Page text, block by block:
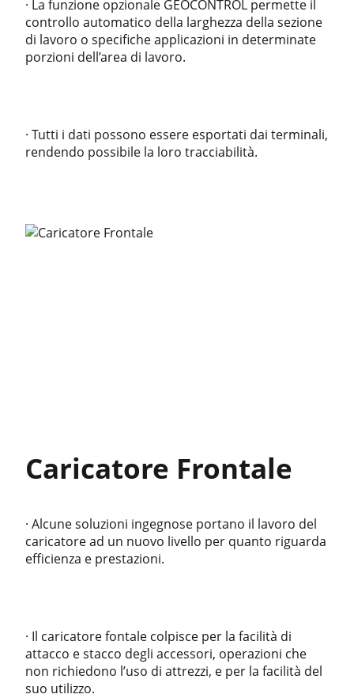
· La funzione opzionale GEOCONTROL permette il
controllo automatico della larghezza della sezione
di lavoro o specifiche applicazioni in determinate
porzioni dell’area di lavoro.
· Tutti i dati possono essere esportati dai terminali,
rendendo possibile la loro tracciabilità.
Caricatore Frontale
· Alcune soluzioni ingegnose portano il lavoro del
caricatore ad un nuovo livello per quanto riguarda
efficienza e prestazioni.
· Il caricatore fontale colpisce per la facilità di
attacco e stacco degli accessori, operazioni che
non richiedono l’uso di attrezzi, e per la facilità del
suo utilizzo.